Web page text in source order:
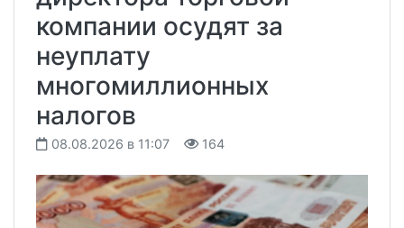
компании осудят за
неуплату
многомиллионных
налогов
08.08.2026 в 11:07 164